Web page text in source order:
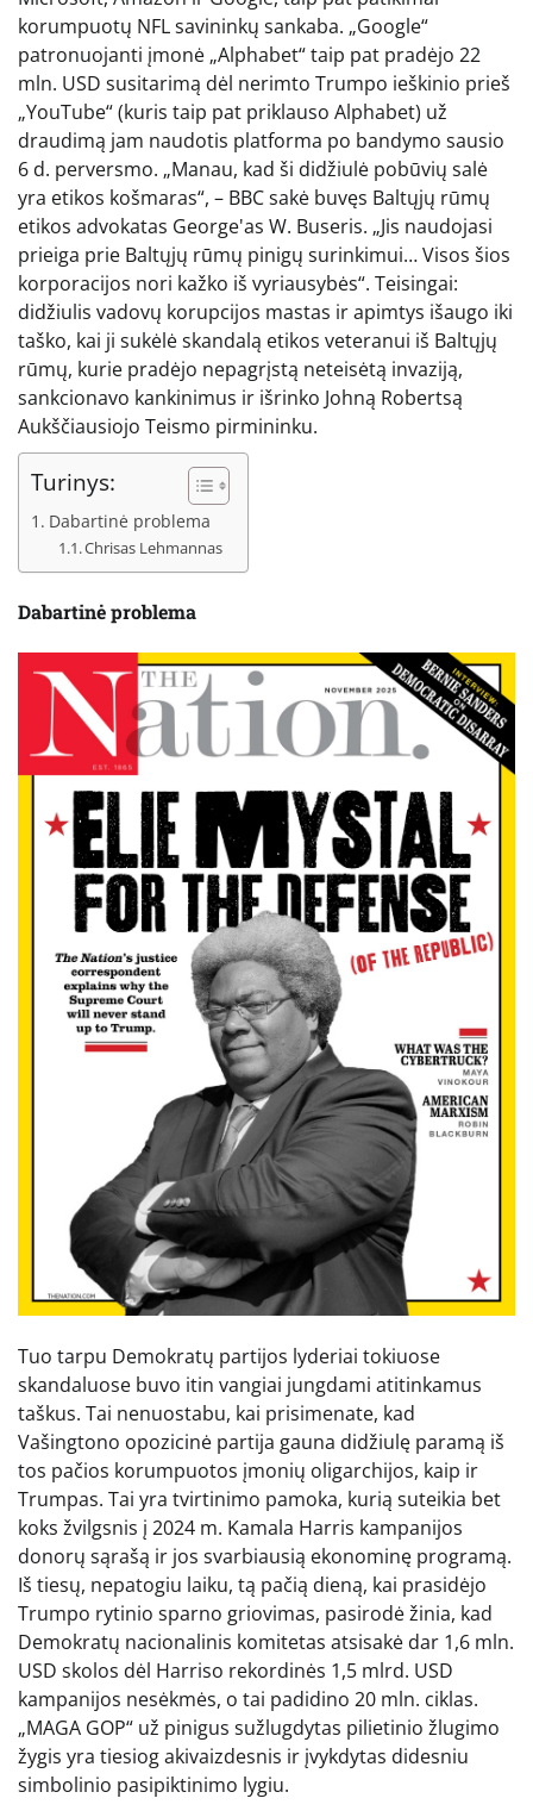
korumpuotų NFL savininkų sankaba. „Google“
patronuojanti įmonė „Alphabet“ taip pat pradėjo 22
mln. USD susitarimą dėl nerimto Trumpo ieškinio prieš
„YouTube“ (kuris taip pat priklauso Alphabet) už
draudimą jam naudotis platforma po bandymo sausio
6 d. perversmo. „Manau, kad ši didžiulė pobūvių salė
yra etikos košmaras“, – BBC sakė buvęs Baltųjų rūmų
etikos advokatas George'as W. Buseris. „Jis naudojasi
prieiga prie Baltųjų rūmų pinigų surinkimui… Visos šios
korporacijos nori kažko iš vyriausybės“. Teisingai:
didžiulis vadovų korupcijos mastas ir apimtys išaugo iki
taško, kai ji sukėlė skandalą etikos veteranui iš Baltųjų
rūmų, kurie pradėjo nepagrįstą neteisėtą invaziją,
sankcionavo kankinimus ir išrinko Johną Robertsą
Aukščiausiojo Teismo pirmininku.
Turinys:
Dabartinė problema
Chrisas Lehmannas
Dabartinė problema
Tuo tarpu Demokratų partijos lyderiai tokiuose
skandaluose buvo itin vangiai jungdami atitinkamus
taškus. Tai nenuostabu, kai prisimenate, kad
Vašingtono opozicinė partija gauna didžiulę paramą iš
tos pačios korumpuotos įmonių oligarchijos, kaip ir
Trumpas. Tai yra tvirtinimo pamoka, kurią suteikia bet
koks žvilgsnis į 2024 m. Kamala Harris kampanijos
donorų sąrašą ir jos svarbiausią ekonominę programą.
Iš tiesų, nepatogiu laiku, tą pačią dieną, kai prasidėjo
Trumpo rytinio sparno griovimas, pasirodė žinia, kad
Demokratų nacionalinis komitetas atsisakė dar 1,6 mln.
USD skolos dėl Harriso rekordinės 1,5 mlrd. USD
kampanijos nesėkmės, o tai padidino 20 mln. ciklas.
„MAGA GOP“ už pinigus sužlugdytas pilietinio žlugimo
žygis yra tiesiog akivaizdesnis ir įvykdytas didesniu
simbolinio pasipiktinimo lygiu.